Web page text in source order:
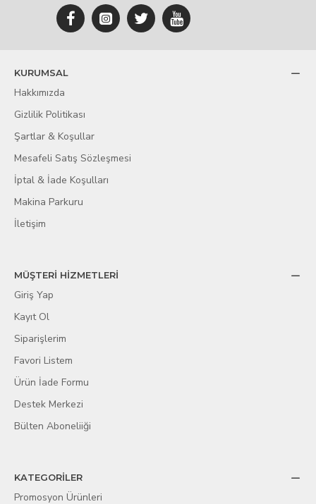
KURUMSAL
Hakkımızda
Gizlilik Politikası
Şartlar & Koşullar
Mesafeli Satış Sözleşmesi
İptal & İade Koşulları
Makina Parkuru
İletişim
MÜŞTERİ HİZMETLERİ
Giriş Yap
Kayıt Ol
Siparişlerim
Favori Listem
Ürün İade Formu
Destek Merkezi
Bülten Aboneliiği
KATEGORİLER
Promosyon Ürünleri